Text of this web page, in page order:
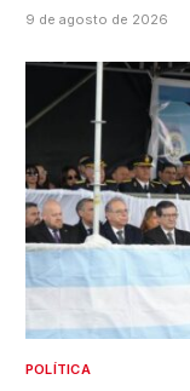
9 de agosto de 2026
POLÍTICA